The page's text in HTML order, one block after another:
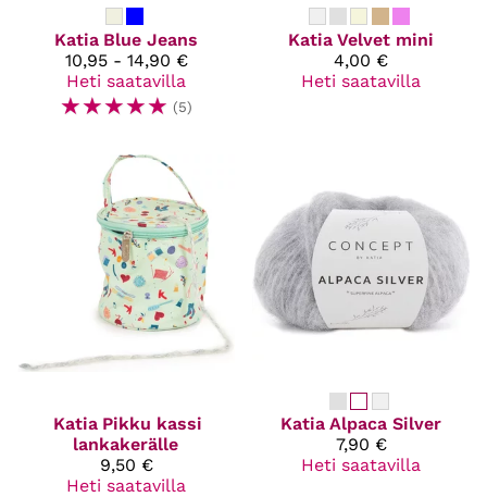
Katia Blue Jeans
10,95 - 14,90 €
Heti saatavilla
☆☆☆☆☆ (5)
Katia Velvet mini
4,00 €
Heti saatavilla
Katia Pikku kassi
lankakerälle
9,50 €
Heti saatavilla
Katia Alpaca Silver
7,90 €
Heti saatavilla